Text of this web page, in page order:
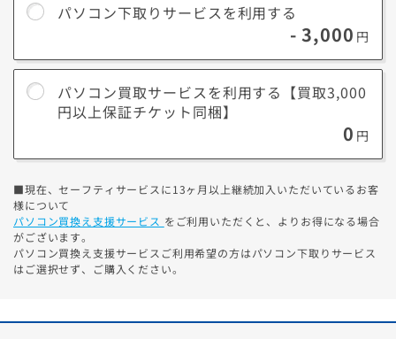
※ゲーミングPCや5年以内のパソコンなどは構成・状態によっ
があります。パソコン
買取サービスをご検討ください。
パソコン買取サービスについて
購入後に同梱の買取チケットを使って、店頭に持ち込
できるだけ 高額な買取を希望の方にオススメ
「3のつく日」を併用なら、更に買取価格5%アップ！
詳細はこちら
パソコン下取りサービスを利用する
- 3,000 円
パソコン買取サービスを利用する【買取3,000
円以上保証チケット同梱】
0 円
■現在、セーフティサービスに13ヶ月以上継続加入いただいているお客
様について
パソコン買換え支援サービス をご利用いただくと、よりお得になる場合
がございます。
パソコン買換え支援サービスご利用希望の方はパソコン下取りサービス
はご選択せず、ご購入ください。